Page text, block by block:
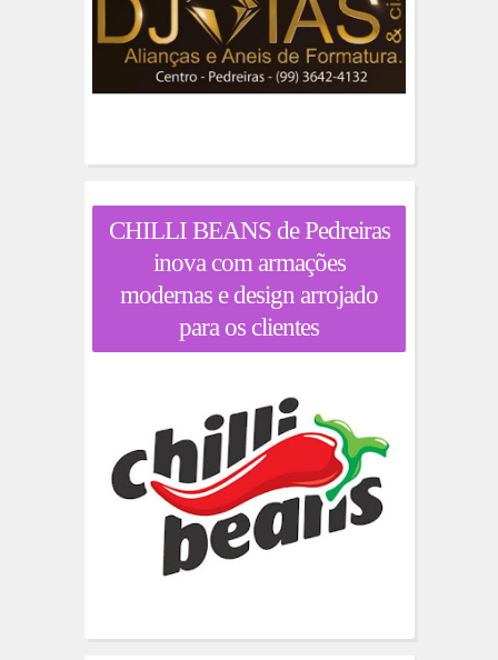
CHILLI BEANS de Pedreiras
inova com armações
modernas e design arrojado
para os clientes